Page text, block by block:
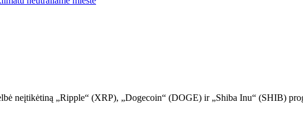
neįtikėtiną „Ripple“ (XRP), „Dogecoin“ (DOGE) ir „Shiba Inu“ (SHIB)